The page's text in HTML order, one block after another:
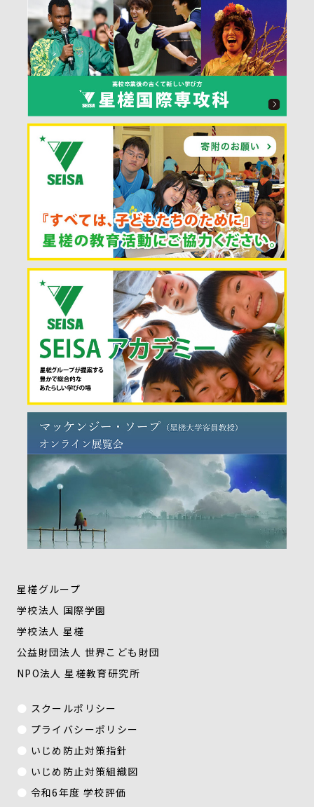
星槎グループ
学校法人 国際学園
学校法人 星槎
公益財団法人 世界こども財団
NPO法人 星槎教育研究所
スクールポリシー
プライバシーポリシー
いじめ防止対策指針
いじめ防止対策組織図
令和6年度 学校評価